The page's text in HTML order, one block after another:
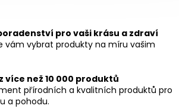
d
a
p
r
v
pro vaši krásu a zdraví
vám vybrat produkty na míru vašim
více než 10 000 produktů
přírodních a kvalitních produktů pro
a pohodu.